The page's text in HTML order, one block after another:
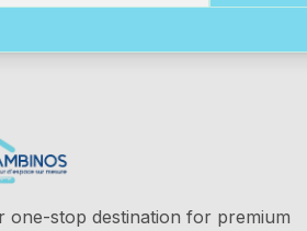
one-stop destination for premium